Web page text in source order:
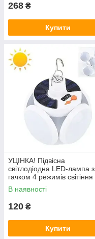
268 ₴
Купити
УЦІНКА! Підвісна
світлодіодна LED-лампа з
гачком 4 режимів світіння
2029 (Немає однієї кришки
3245)
В наявності
120 ₴
Купити